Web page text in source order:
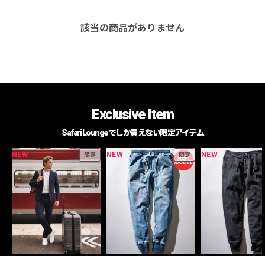
該当の商品がありません
Exclusive Item
Safari Loungeでしか買えない限定アイテム
NEW 限定 NEW 限定 NEW